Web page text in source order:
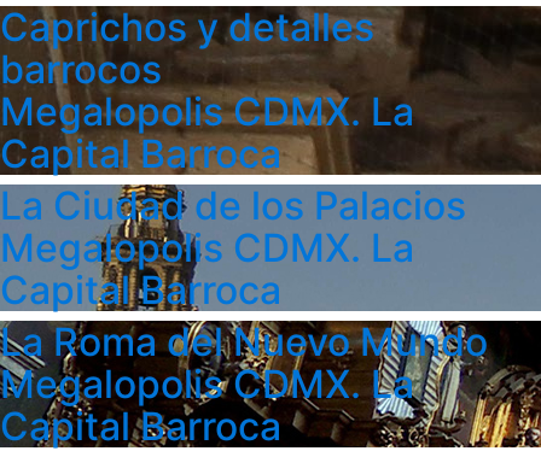
Caprichos y detalles
barrocos
Megalopolis CDMX. La
Capital Barroca
La Ciudad de los Palacios
Megalopolis CDMX. La
Capital Barroca
La Roma del Nuevo Mundo
Megalopolis CDMX. La
Capital Barroca